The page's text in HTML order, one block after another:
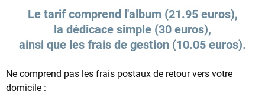
Le tarif comprend l'album (21.95 euros),
la dédicace simple (30 euros),
ainsi que les frais de gestion (10.05 euros).
Ne comprend pas les frais postaux de retour vers votre
domicile :